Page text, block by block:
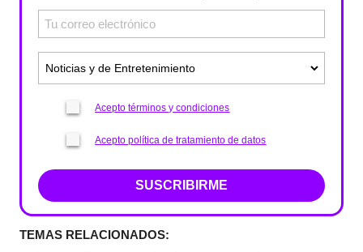
Acepto términos y condiciones
Acepto política de tratamiento de datos
SUSCRIBIRME
TEMAS RELACIONADOS: